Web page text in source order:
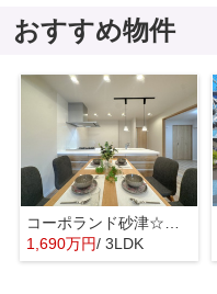
おすすめ物件
コーポランド砂津☆仲介手数料無料☆
1,690万円/ 3LDK